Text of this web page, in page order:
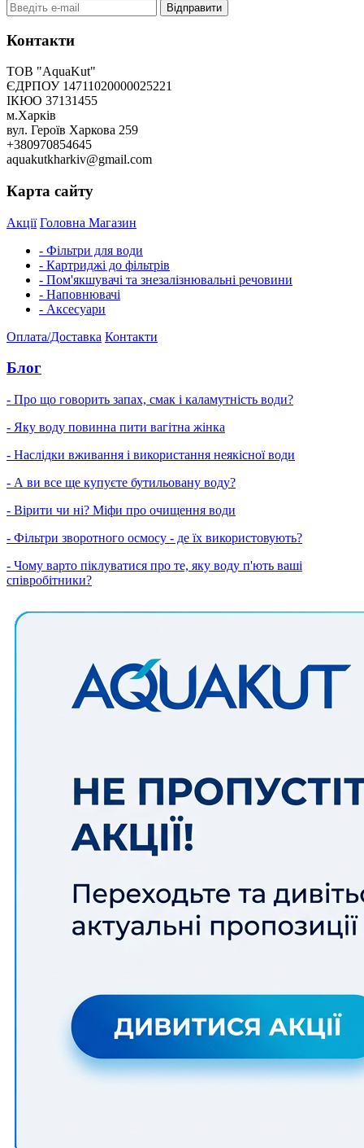
Відправити
Контакти
ТОВ "AquaKut"
ЄДРПОУ 14711020000025221
ІКЮО 37131455
м.Харків
вул. Героїв Харкова 259
+380970854645
aquakutkharkiv@gmail.com
Карта сайту
Акції Головна Магазин
- Фільтри для води
- Картриджі до фільтрів
- Пом'якшувачі та знезалізнювальні речовини
- Наповнювачі
- Аксесуари
Оплата/Доставка Контакти
Блог
- Про що говорить запах, смак і каламутність води?
- Яку воду повинна пити вагітна жінка
- Наслідки вживання і використання неякісної води
- А ви все ще купуєте бутильовану воду?
- Вірити чи ні? Міфи про очищення води
- Фільтри зворотного осмосу - де їх використовують?
- Чому варто піклуватися про те, яку воду п'ють ваші
співробітники?